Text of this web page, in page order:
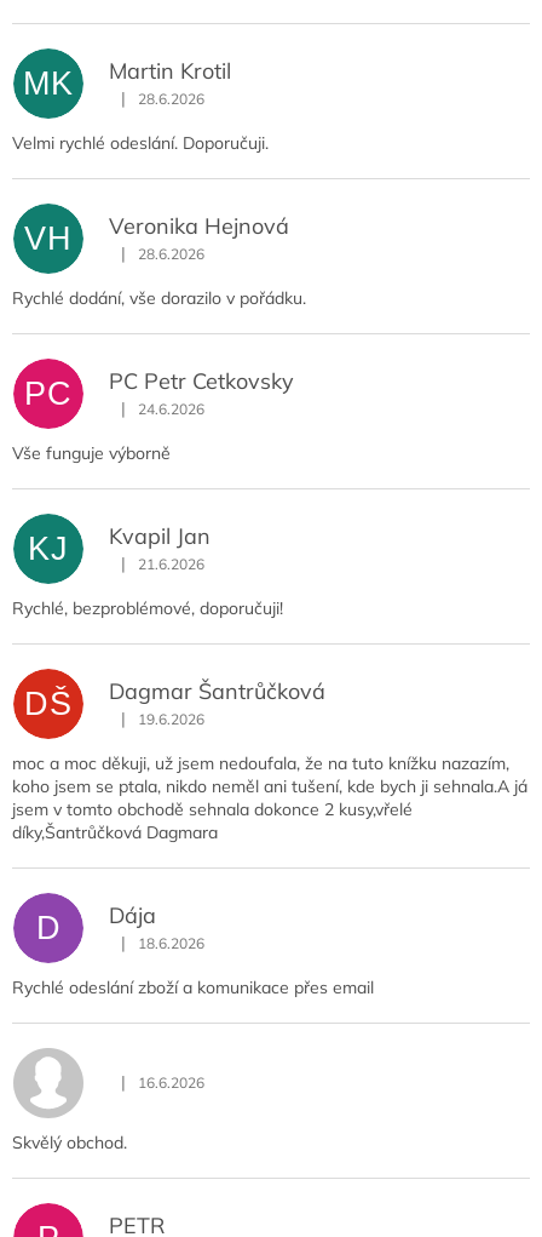
MK Martin Krotil
Hodnocení obchodu je 5 z 5 hvězdiček.
| 28.6.2026
Velmi rychlé odeslání. Doporučuji.
VH Veronika Hejnová
Hodnocení obchodu je 5 z 5 hvězdiček.
| 28.6.2026
Rychlé dodání, vše dorazilo v pořádku.
PC PC Petr Cetkovsky
Hodnocení obchodu je 5 z 5 hvězdiček.
| 24.6.2026
Vše funguje výborně
KJ Kvapil Jan
Hodnocení obchodu je 5 z 5 hvězdiček.
| 21.6.2026
Rychlé, bezproblémové, doporučuji!
DŠ Dagmar Šantrůčková
Hodnocení obchodu je 5 z 5 hvězdiček.
| 19.6.2026
moc a moc děkuji, už jsem nedoufala, že na tuto knížku nazazím,
koho jsem se ptala, nikdo neměl ani tušení, kde bych ji sehnala.A já
jsem v tomto obchodě sehnala dokonce 2 kusy,vřelé
díky,Šantrůčková Dagmara
D Dája
Hodnocení obchodu je 5 z 5 hvězdiček.
| 18.6.2026
Rychlé odeslání zboží a komunikace přes email
Hodnocení obchodu je 5 z 5 hvězdiček.
| 16.6.2026
Skvělý obchod.
PETR